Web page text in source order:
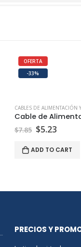
OFERTA
-33%
$7.85 $5.23
ADD TO CART
PRECIOS Y